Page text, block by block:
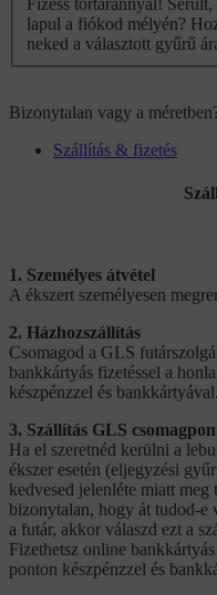
Fizess törtarannyal!
lapul a fiókod mélyén?
neked a választott gyűrű
Bizonytalan vagy a
Szállítás & fizetés
1. Személyes átvétel
A ékszert személyesen
2. Házhozszállítás
Csomagod a GLS
bankkártyás fizetéssel a
készpénzzel és bankkártyával.
3. Szállítás GLS
Ha el szeretnéd kerülni a
ékszer esetén (eljegyzési
kedvesed jelenléte miatt
bizonytalan, hogy át tudod-e
a futár, akkor válaszd ezt a
Fizethetsz online
ponton készpénzzel és